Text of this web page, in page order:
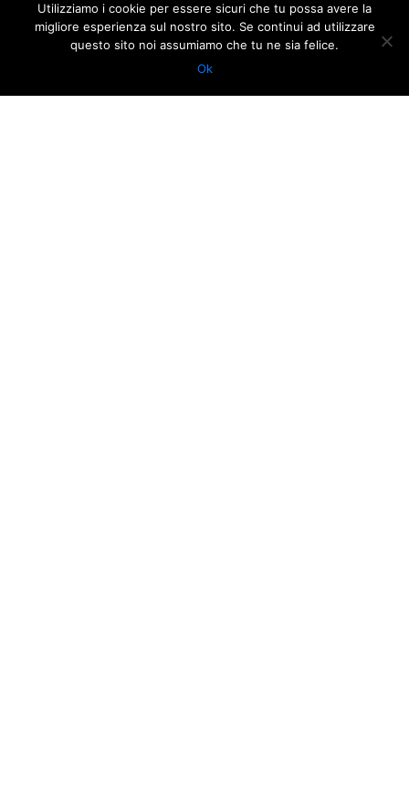
RAVENNA FESTIVAL, STAGIONE D’OPERA E DANZA, TRILOGIA
D'AUTUNNO
Utilizziamo i cookie per essere sicuri che tu possa avere la
migliore esperienza sul nostro sito. Se continui ad utilizzare
questo sito noi assumiamo che tu ne sia felice.
Ok